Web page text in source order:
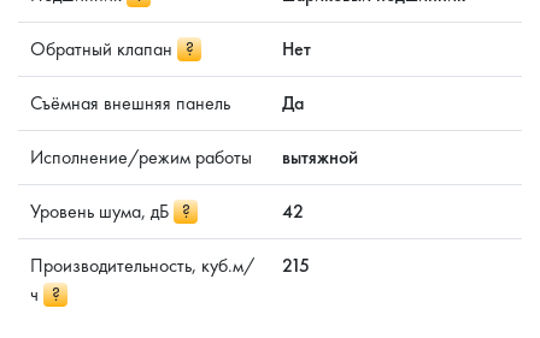
Обратный клапан ? Нет
Съёмная внешняя панель Да
Исполнение/режим работы вытяжной
Уровень шума, дБ ? 42
Производительность, куб.м/
ч ?
215